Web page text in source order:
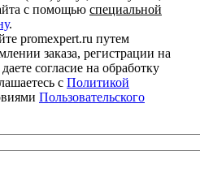
с помощью специальной
.
promexpert.ru путем
заказа, регистрации на
согласие на обработку
с Политикой
Пользовательского